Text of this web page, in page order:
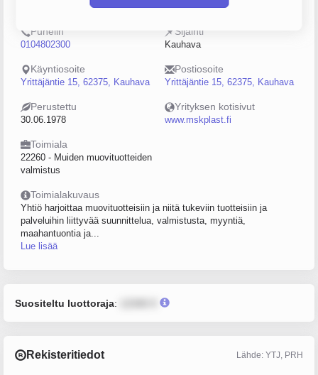
100–249
Puhelin
0104802300
Sijainti
Kauhava
Käyntiosoite
Yrittäjäntie 15, 62375, Kauhava
Postiosoite
Yrittäjäntie 15, 62375, Kauhava
Perustettu
30.06.1978
Yrityksen kotisivut
www.mskplast.fi
Toimiala
22260 - Muiden muovituotteiden
valmistus
Toimialakuvaus
Yhtiö harjoittaa muovituotteisiin ja niitä tukeviin tuotteisiin ja
palveluihin liittyvää suunnittelua, valmistusta, myyntiä,
maahantuontia ja...
Lue lisää
Suositeltu luottoraja:
Rekisteritiedot Lähde: YTJ, PRH